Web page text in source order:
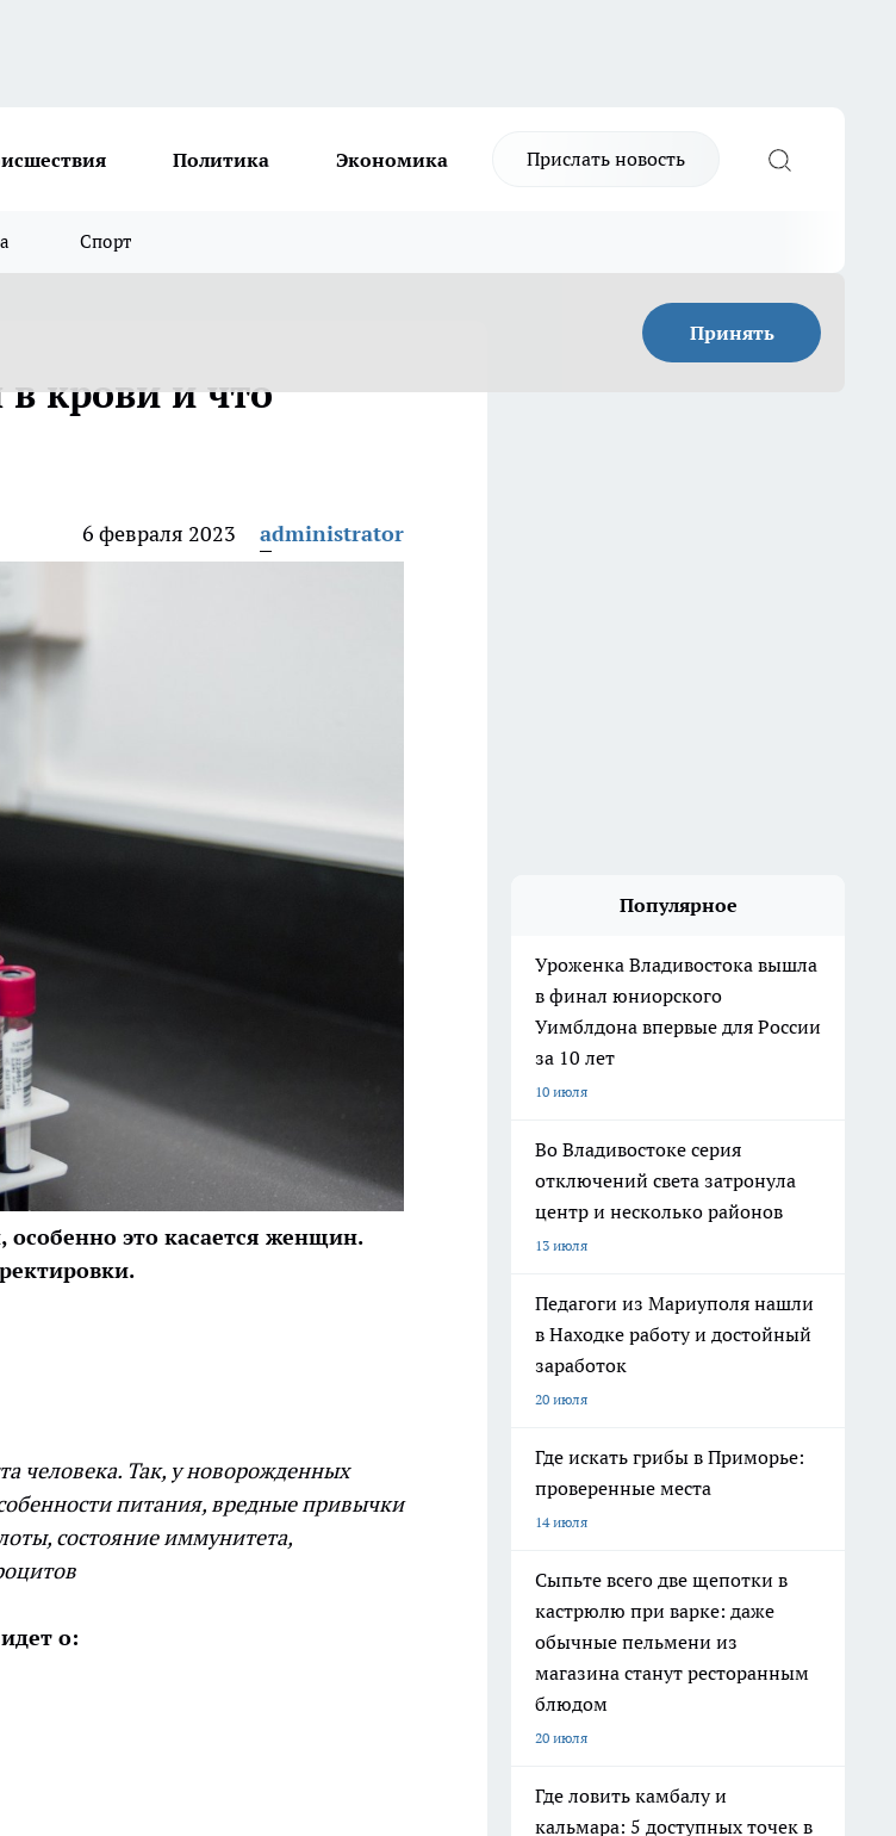
Политика Экономика Прислать новость
Спорт
Принять
крови и что
6 февраля 2023 administrator
это касается женщин.
человека. Так, у новорожденных
питания, вредные привычки
состояние иммунитета,
о:
Популярное
Уроженка Владивостока вышла
в финал юниорского
Уимблдона впервые для России
за 10 лет
10 июля
Во Владивостоке серия
отключений света затронула
центр и несколько районов
13 июля
Педагоги из Мариуполя нашли
в Находке работу и достойный
заработок
20 июля
Где искать грибы в Приморье:
проверенные места
14 июля
Сыпьте всего две щепотки в
кастрюлю при варке: даже
обычные пельмени из
магазина станут ресторанным
блюдом
20 июля
Где ловить камбалу и
кальмара: 5 доступных точек в